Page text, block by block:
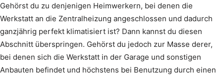
Gehörst du zu denjenigen Heimwerkern, bei denen die
Werkstatt an die Zentralheizung angeschlossen und dadurch
ganzjährig perfekt klimatisiert ist? Dann kannst du diesen
Abschnitt überspringen. Gehörst du jedoch zur Masse derer,
bei denen sich die Werkstatt in der Garage und sonstigen
Anbauten befindet und höchstens bei Benutzung durch einen